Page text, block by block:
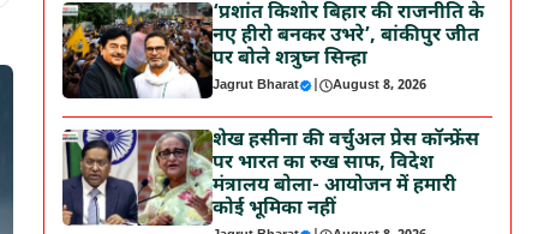
‘प्रशांत किशोर बिहार की राजनीति के
नए हीरो बनकर उभरे’, बांकीपुर जीत
पर बोले शत्रुघ्न सिन्हा
Jagrut Bharat | August 8, 2026
शेख हसीना की वर्चुअल प्रेस कॉन्फ्रेंस
पर भारत का रुख साफ, विदेश
मंत्रालय बोला- आयोजन में हमारी
कोई भूमिका नहीं